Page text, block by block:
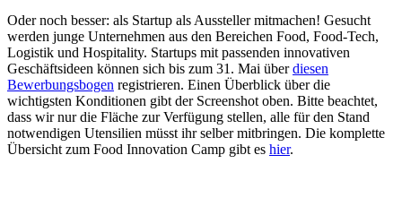
Oder noch besser: als Startup als Aussteller mitmachen! Gesucht
werden junge Unternehmen aus den Bereichen Food, Food-Tech,
Logistik und Hospitality. Startups mit passenden innovativen
Geschäftsideen können sich bis zum 31. Mai überdiesen
Bewerbungsbogen registrieren. Einen Überblick über die
wichtigsten Konditionen gibt der Screenshot oben. Bitte beachtet,
dass wir nur die Fläche zur Verfügung stellen, alle für den Stand
notwendigen Utensilien müsst ihr selber mitbringen. Die komplette
Übersicht zum Food Innovation Camp gibt es hier.